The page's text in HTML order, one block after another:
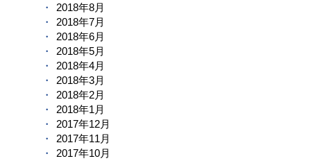
2018年8月
2018年7月
2018年6月
2018年5月
2018年4月
2018年3月
2018年2月
2018年1月
2017年12月
2017年11月
2017年10月